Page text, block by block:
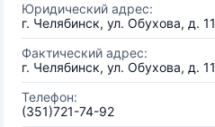
Юридический адрес:
г. Челябинск, ул. Обухова, д. 11
Фактический адрес:
г. Челябинск, ул. Обухова, д. 11
Телефон:
(351)721-74-92